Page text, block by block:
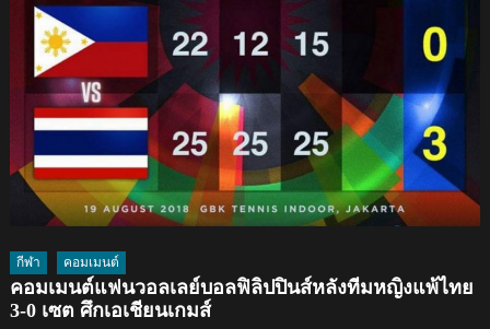
กีฬา คอมเมนต์
คอมเมนต์แฟนวอลเลย์บอลฟิลิปปินส์หลังทีมหญิงแพ้ไทย
3-0 เซต ศึกเอเชียนเกมส์